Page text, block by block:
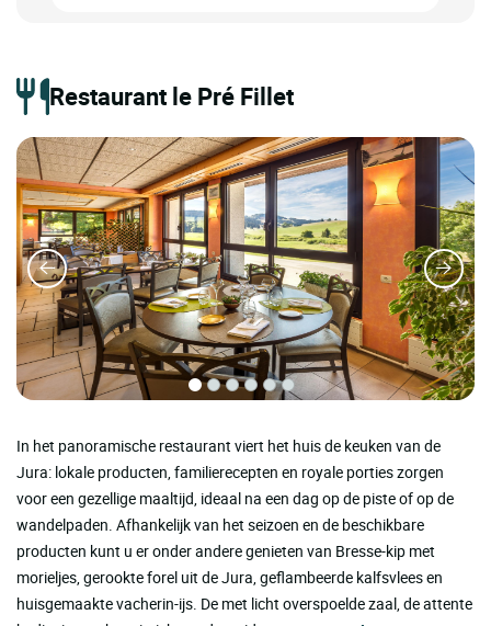
Restaurant le Pré Fillet
In het panoramische restaurant viert het huis de keuken van de
Jura: lokale producten, familierecepten en royale porties zorgen
voor een gezellige maaltijd, ideaal na een dag op de piste of op de
wandelpaden. Afhankelijk van het seizoen en de beschikbare
producten kunt u er onder andere genieten van Bresse-kip met
morieljes, gerookte forel uit de Jura, geflambeerde kalfsvlees en
huisgemaakte vacherin-ijs. De met licht overspoelde zaal, de attente